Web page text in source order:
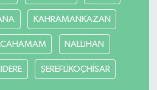
KAHRAMANKAZAN
NALLIHAN
ŞEREFLİKOÇHİSAR